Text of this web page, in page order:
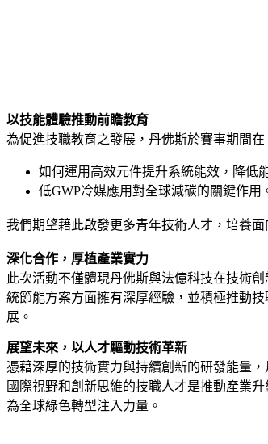
以技能體驗推動前瞻教育
為促進技職教育之發展，丹佛斯於賽事期間在
如何運用高效元件提升系統能效，降低
低GWP冷媒應用對全球減碳的關鍵作用
我們期望藉此啟發更多青年技術人才，培養
深化合作，厚植產業實力
此次活動不僅體現丹佛斯與法億科技在技術
統節能方案方面擁有深厚經驗，並積極推動
展。
展望未來，以人才驅動技術革新
憑藉深厚的技術實力與持續創新的研發能量
國際視野和創新思維的技職人才是推動產業
為全球綠色轉型注入力量。